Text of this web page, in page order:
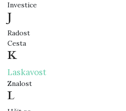
Investice
J
Radost
Cesta
K
Laskavost
Znalost
L